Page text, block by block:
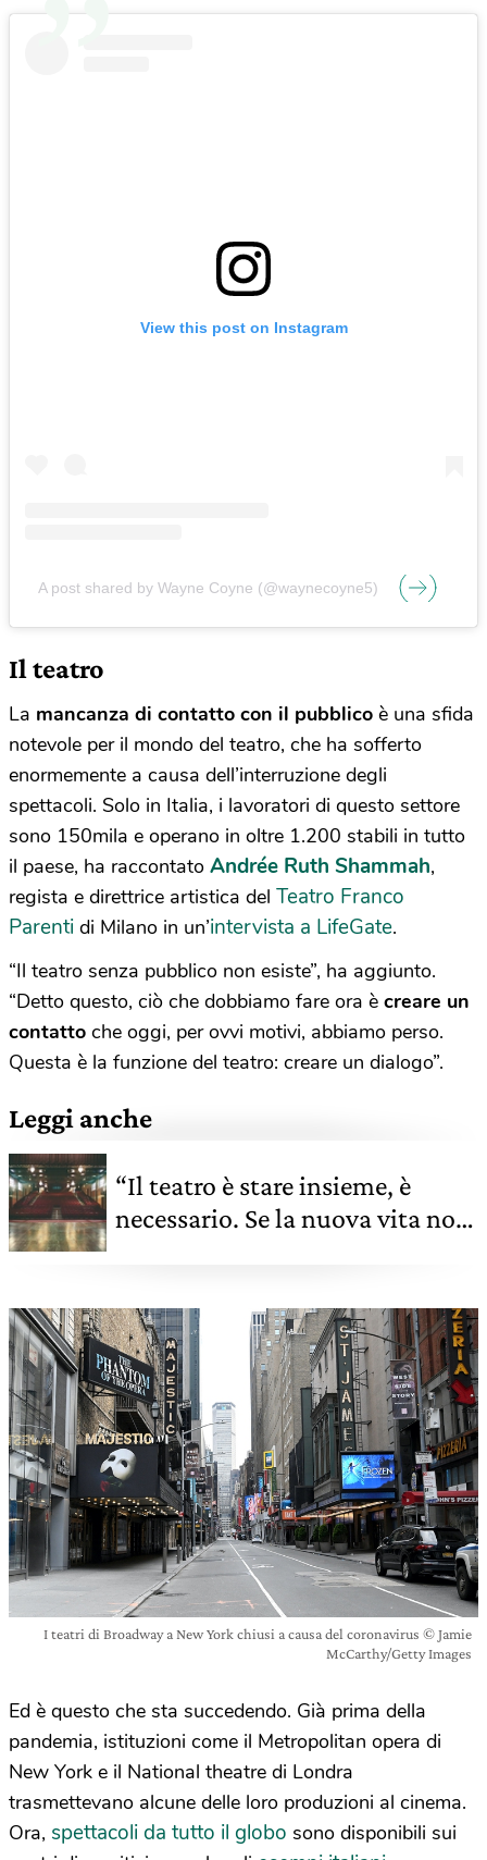
View this post on Instagram
A post shared by Wayne Coyne (@waynecoyne5)
Il teatro
La mancanza di contatto con il pubblico è una sfida
notevole per il mondo del teatro, che ha sofferto
enormemente a causa dell’interruzione degli
spettacoli. Solo in Italia, i lavoratori di questo settore
sono 150mila e operano in oltre 1.200 stabili in tutto
il paese, ha raccontato Andrée Ruth Shammah,
regista e direttrice artistica del Teatro Franco
Parenti di Milano in un’intervista a LifeGate.
“Il teatro senza pubblico non esiste”, ha aggiunto.
“Detto questo, ciò che dobbiamo fare ora è creare un
contatto che oggi, per ovvi motivi, abbiamo perso.
Questa è la funzione del teatro: creare un dialogo”.
Leggi anche
“Il teatro è stare insieme, è
necessario. Se la nuova vita non
I teatri di Broadway a New York chiusi a causa del coronavirus © Jamie
McCarthy/Getty Images
Ed è questo che sta succedendo. Già prima della
pandemia, istituzioni come il Metropolitan opera di
New York e il National theatre di Londra
trasmettevano alcune delle loro produzioni al cinema.
Ora, spettacoli da tutto il globo sono disponibili sui